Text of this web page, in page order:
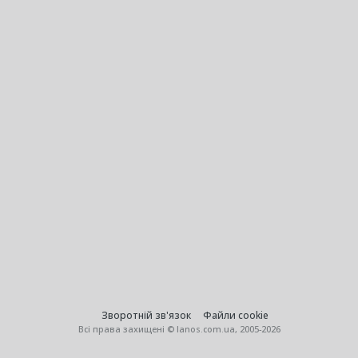
Зворотній зв'язок Файли cookie
Всі права захищені © lanos.com.ua, 2005-2026